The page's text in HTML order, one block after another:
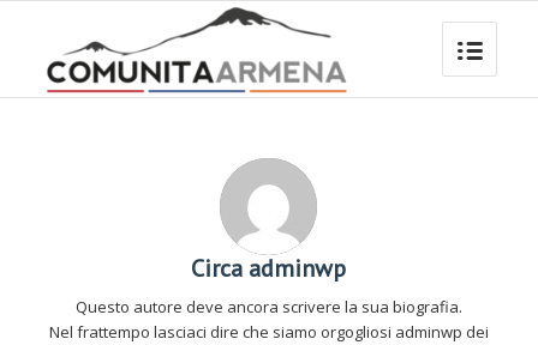
Circa adminwp
Questo autore deve ancora scrivere la sua biografia.
Nel frattempo lasciaci dire che siamo orgogliosi adminwp dei